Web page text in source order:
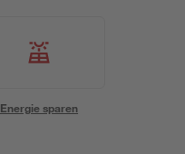
Energie sparen